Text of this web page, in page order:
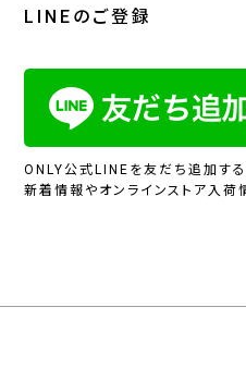
LINEのご登録
ONLY公式LINEを友だち追加する
新着情報やオンラインストア入荷